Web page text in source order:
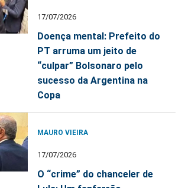
17/07/2026
Doença mental: Prefeito do
PT arruma um jeito de
“culpar” Bolsonaro pelo
sucesso da Argentina na
Copa
MAURO VIEIRA
17/07/2026
O “crime” do chanceler de